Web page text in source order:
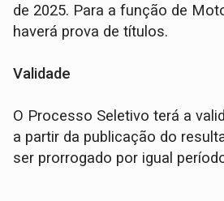
de 2025. Para a função de
haverá prova de títulos.
Validade
O Processo Seletivo terá a
a partir da publicação do
ser prorrogado por igual